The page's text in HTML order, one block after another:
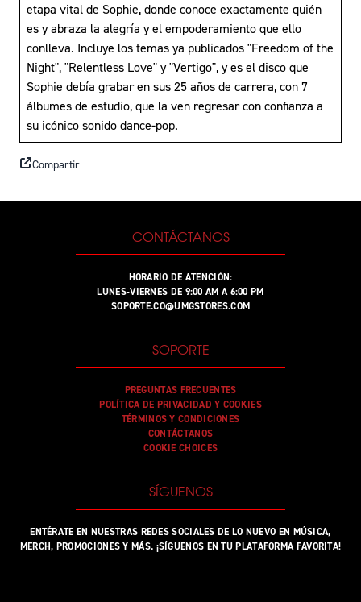
etapa vital de Sophie, donde conoce exactamente quién
es y abraza la alegría y el empoderamiento que ello
conlleva. Incluye los temas ya publicados "Freedom of the
Night", "Relentless Love" y "Vertigo", y es el disco que
Sophie debía grabar en sus 25 años de carrera, con 7
álbumes de estudio, que la ven regresar con confianza a
su icónico sonido dance-pop.
Compartir
CONTÁCTANOS
HORARIO DE ATENCIÓN:
LUNES-VIERNES DE 9:00 AM A 6:00 PM
SOPORTE.CO@UMGSTORES.COM
SOPORTE
PREGUNTAS FRECUENTES
POLÍTICA DE PRIVACIDAD Y COOKIES
TÉRMINOS Y CONDICIONES
CONTÁCTANOS
COOKIE CHOICES
SÍGUENOS
ENTÉRATE EN NUESTRAS REDES SOCIALES DE LO NUEVO EN MÚSICA,
MERCH, PROMOCIONES Y MÁS. ¡SÍGUENOS EN TU PLATAFORMA FAVORITA!